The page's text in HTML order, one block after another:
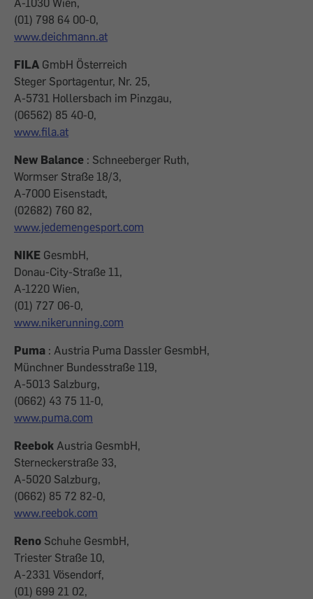
A-1030 Wien,
(01) 798 64 00-0,
www.deichmann.at
FILA GmbH Österreich
Steger Sportagentur, Nr. 25,
A-5731 Hollersbach im Pinzgau,
(06562) 85 40-0,
www.fila.at
New Balance : Schneeberger Ruth,
Wormser Straße 18/3,
A-7000 Eisenstadt,
(02682) 760 82,
www.jedemengesport.com
NIKE GesmbH,
Donau-City-Straße 11,
A-1220 Wien,
(01) 727 06-0,
www.nikerunning.com
Puma : Austria Puma Dassler GesmbH,
Münchner Bundesstraße 119,
A-5013 Salzburg,
(0662) 43 75 11-0,
www.puma.com
Reebok Austria GesmbH,
Sterneckerstraße 33,
A-5020 Salzburg,
(0662) 85 72 82-0,
www.reebok.com
Reno Schuhe GesmbH,
Triester Straße 10,
A-2331 Vösendorf,
(01) 699 21 02,